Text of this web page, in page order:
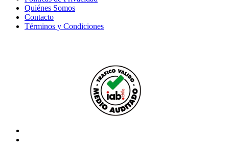
Quiénes Somos
Contacto
Términos y Condiciones